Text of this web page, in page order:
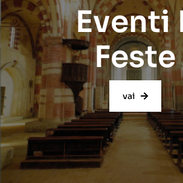
Eventi
Feste
vai